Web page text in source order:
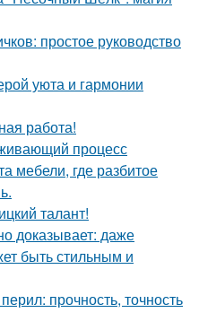
простое руководство
уюта и гармонии
работа!
процесс
мебели, где разбитое
талант!
доказывает: даже
быть стильным и
прочность, точность